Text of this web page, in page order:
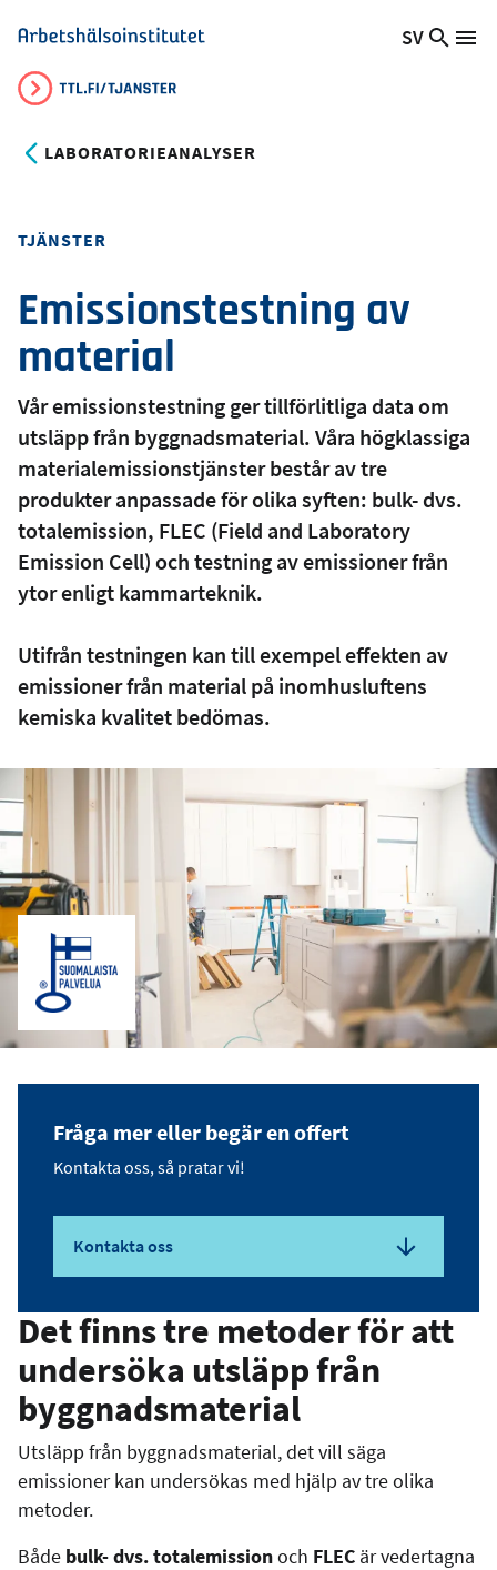
Hoppa
till
huvudinnehåll
Arbetshälsoinstitutet
Växla
SV
Sök
LABORATORIEANALYSER
TJÄNSTER
Emissionstestning av
material
Vår emissionstestning ger tillförlitliga data om
utsläpp från byggnadsmaterial. Våra högklassiga
materialemissionstjänster består av tre
produkter anpassade för olika syften: bulk- dvs.
totalemission, FLEC (Field and Laboratory
Emission Cell) och testning av emissioner från
ytor enligt kammarteknik.
Utifrån testningen kan till exempel effekten av
emissioner från material på inomhusluftens
kemiska kvalitet bedömas.
Fråga mer eller begär en offert
Kontakta oss, så pratar vi!
Kontakta oss
Det finns tre metoder för att
undersöka utsläpp från
byggnadsmaterial
Utsläpp från byggnadsmaterial, det vill säga
emissioner kan undersökas med hjälp av tre olika
metoder.
Både bulk- dvs. totalemissionoch FLEC är vedertagna